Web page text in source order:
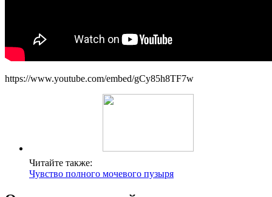
https://www.youtube.com/embed/gCy85h8TF7w
Читайте также:
Чувство полного мочевого пузыря